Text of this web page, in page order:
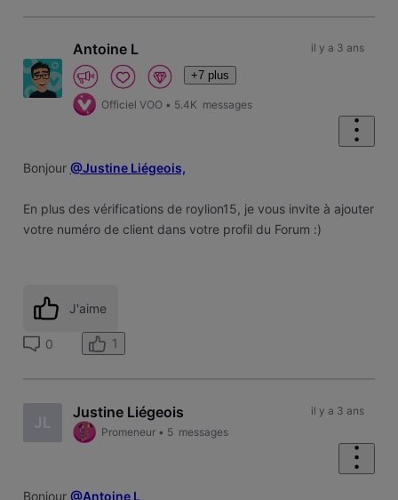
Antoine L
+7 plus
Officiel VOO • 5.4K messages
il y a 3 ans
Bonjour @Justine Liégeois,
En plus des vérifications de roylion15, je vous invite à ajouter
votre numéro de client dans votre profil du Forum :)
J'aime
0 1
JL
Justine Liégeois
Promeneur • 5 messages
il y a 3 ans
Bonjour @Antoine L